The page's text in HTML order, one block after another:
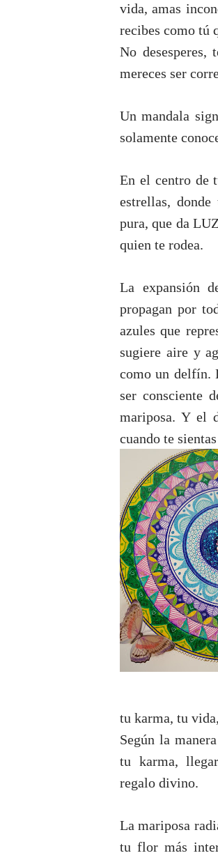
vida, amas
recibes como tú
No
mereces ser
Un mandala
solamente
En el centro de
estrellas,
pura, que da
quien te rodea.
La expansión
propagan por
azules que
sugiere aire y
como un delfín.
ser consciente
mariposa. Y el
cuando te
tu karma, tu
Según la
tu karma,
regalo divino.
La mariposa
tu flor más